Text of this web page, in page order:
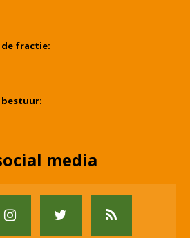
fractie:
bestuur:
media